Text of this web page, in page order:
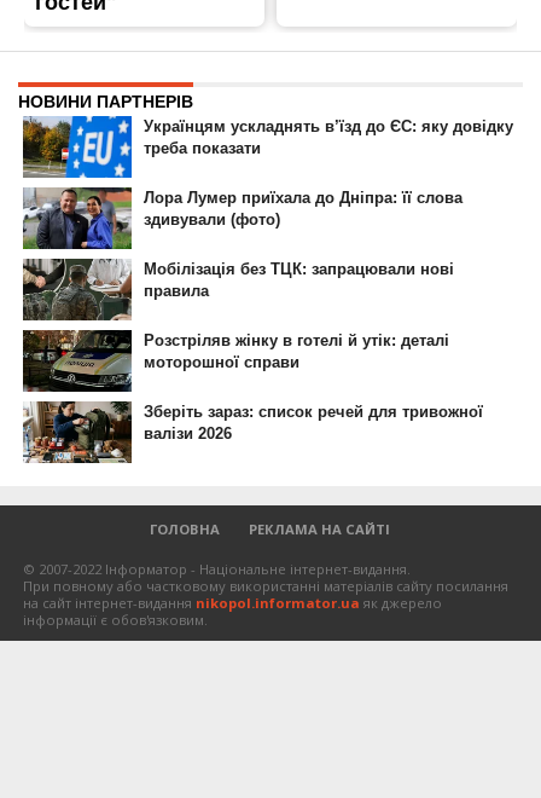
ГОЛОВНА РЕКЛАМА НА САЙТІ
© 2007-2022 Інформатор - Національне інтернет-видання.
При повному або частковому використанні матеріалів сайту посилання
на сайт інтернет-видання nikopol.informator.ua як джерело
інформації є обов'язковим.